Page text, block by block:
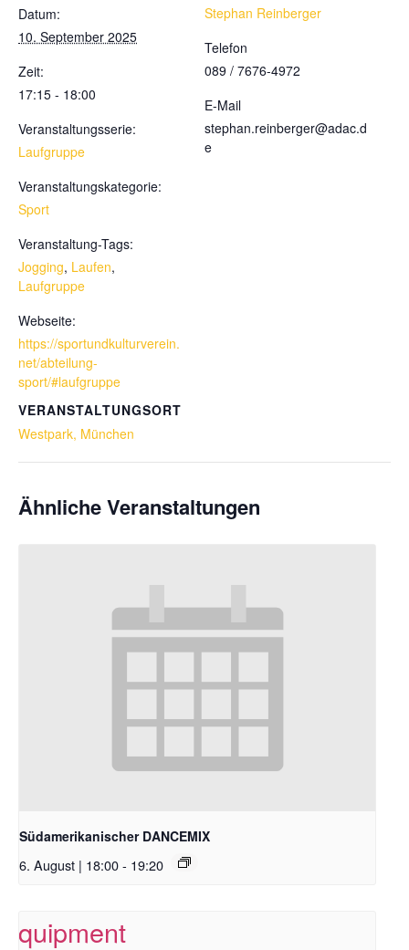
Datum:
10. September 2025
Zeit:
17:15 - 18:00
Veranstaltungsserie:
Laufgruppe
Veranstaltungskategorie:
Sport
Veranstaltung-Tags:
Jogging, Laufen,
Laufgruppe
Webseite:
https://sportundkulturverein.
net/abteilung-
sport/#laufgruppe
VERANSTALTUNGSORT
Westpark, München
Stephan Reinberger
Telefon
089 / 7676-4972
E-Mail
stephan.reinberger@adac.d
e
Ähnliche Veranstaltungen
Südamerikanischer DANCEMIX
6. August | 18:00- 19:20